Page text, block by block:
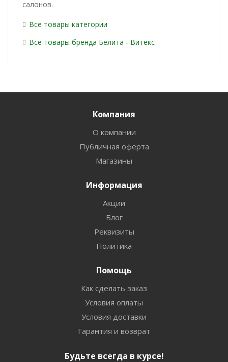
салонов.
Все товары категории
Все товары бренда Белита - Витекс
Компания
О компании
Публичная оферта
Магазины
Информация
Акции
Блог
Реквизиты
Политика
Помощь
Как сделать заказ
Условия оплаты
Условия доставки
Гарантия и возврат
Будьте всегда в курсе!